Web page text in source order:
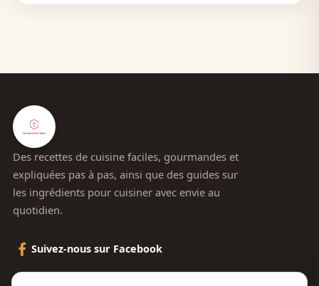
Des recettes de cuisine faciles, gourmandes et
expliquées pas à pas, ainsi que des guides sur
les ingrédients pour cuisiner avec envie au
quotidien.
Suivez-nous sur Facebook